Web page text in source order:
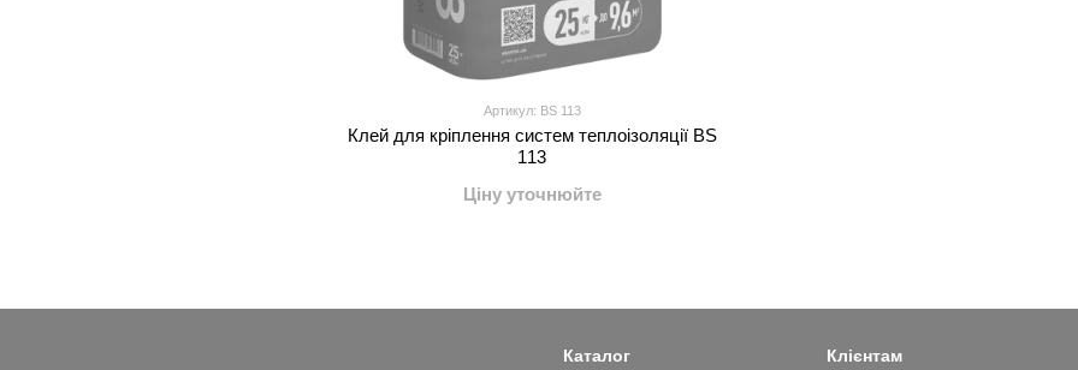
Артикул: BS 113
Клей для кріплення систем теплоізоляції BS
113
Ціну уточнюйте
Каталог Клієнтам